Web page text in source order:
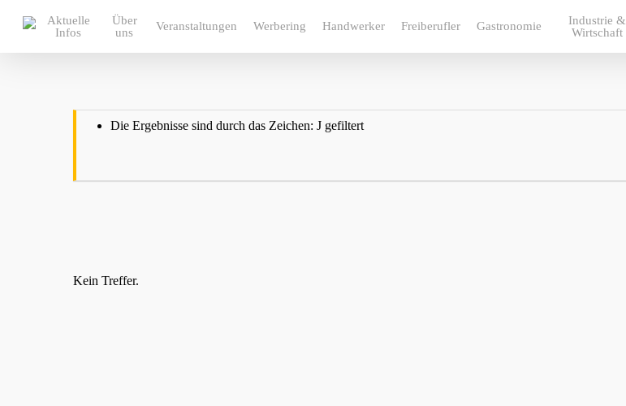
Aktuelle
Infos
Über
uns
Veranstaltungen Werbering Handwerker Freiberufler Gastronomie
Industrie &
Wirtschaft
Die Ergebnisse sind durch das Zeichen: J gefiltert
Kein Treffer.